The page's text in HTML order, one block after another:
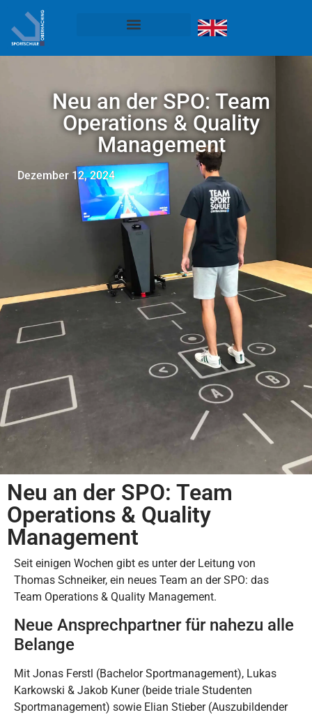
Neu an der SPO: Team
Operations & Quality
Management
Dezember 12, 2024
Neu an der SPO: Team
Operations & Quality
Management
Seit einigen Wochen gibt es unter der Leitung von
Thomas Schneiker, ein neues Team an der SPO: das
Team Operations & Quality Management.
Neue Ansprechpartner für nahezu alle
Belange
Mit Jonas Ferstl (Bachelor Sportmanagement), Lukas
Karkowski & Jakob Kuner (beide triale Studenten
Sportmanagement) sowie Elian Stieber (Auszubildender